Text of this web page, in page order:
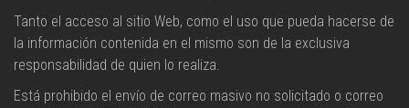
Tanto el acceso al sitio Web, como el uso que pueda hacerse de
la información contenida en el mismo son de la exclusiva
responsabilidad de quien lo realiza.
Está prohibido el envío de correo masivo no solicitado o correo